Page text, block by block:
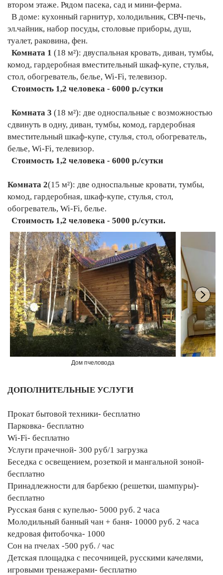
втором этаже. Рядом пасека, сад и мини-ферма.
В доме: кухонный гарнитур, холодильник, СВЧ-печь,
эл.чайник, набор посуды, столовые приборы, душ,
туалет, раковина, фен.
Комната 1 (18 м²): двуспальная кровать, диван, тумбы,
комод, гардеробная вместительный шкаф-купе, стулья,
стол, обогреватель, белье, Wi-Fi, телевизор.
Стоимость 1,2 человека - 6000 р./сутки
Комната 3 (18 м²): две односпальные с возможностью
сдвинуть в одну, диван, тумбы, комод, гардеробная
вместительный шкаф-купе, стулья, стол, обогреватель,
белье, Wi-Fi, телевизор.
Стоимость 1,2 человека - 6000 р./сутки
Комната 2(15 м²): две односпальные кровати, тумбы,
комод, гардеробная, шкаф-купе, стулья, стол,
обогреватель, Wi-Fi, белье.
Стоимость 1,2 человека - 5000 р./сутки.
Дом пчеловода
ДОПОЛНИТЕЛЬНЫЕ УСЛУГИ
Прокат бытовой техники- бесплатно
Парковка- бесплатно
Wi-Fi- бесплатно
Услуги прачечной- 300 руб/1 загрузка
Беседка с освещением, розеткой и мангальной зоной-
бесплатно
Принадлежности для барбекю (решетки, шампуры)-
бесплатно
Русская баня с купелью- 5000 руб. 2 часа
Молодильный банный чан + баня- 10000 руб. 2 часа
кедровая фитобочка- 1000
Сон на пчелах -500 руб. / час
Детская площадка с песочницей, русскими качелями,
игровыми тренажерами- бесплатно